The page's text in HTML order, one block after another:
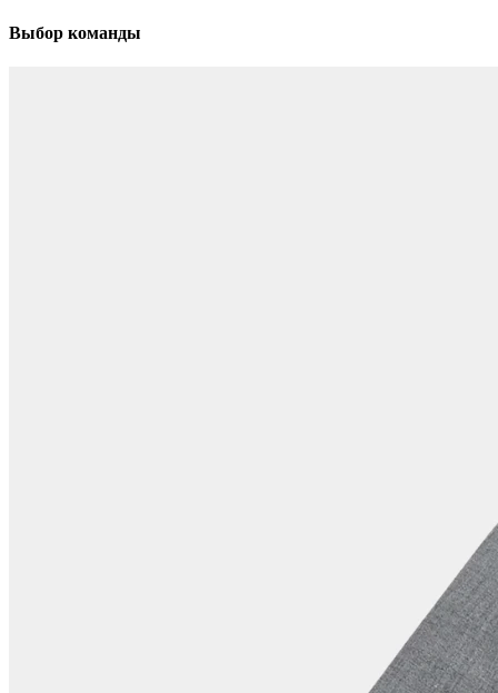
Выбор команды